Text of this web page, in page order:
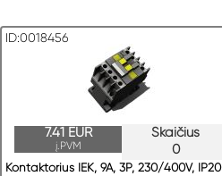
ID:0018456
Skaičius
0
7.41 EUR
į.PVM
Kontaktorius IEK, 9A, 3P, 230/400V, IP20